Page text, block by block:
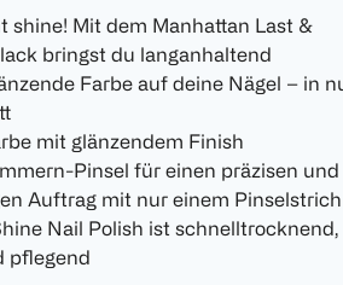
shine! Mit dem Manhattan Last &
bringst du langanhaltend
Farbe auf deine Nägel – in
mit glänzendem Finish
Pinsel für einen präzisen und
Auftrag mit nur einem Pinselstrich
Nail Polish ist schnelltrocknend,
pflegend